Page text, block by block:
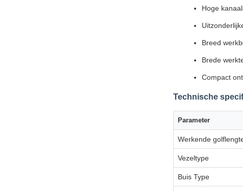
Hoge
Breed
Brede
Compact
Technische
Parameter
Werkende
Vezeltype
Buis Type